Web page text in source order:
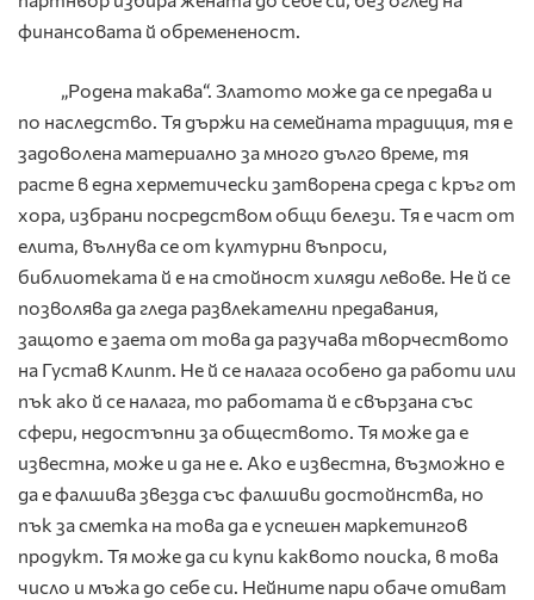
финансовата й обремененост.
„Родена такава“. Златото може да се предава и
по наследство. Тя държи на семейната традиция, тя е
задоволена материално за много дълго време, тя
расте в една херметически затворена среда с кръг от
хора, избрани посредством общи белези. Тя е част от
елита, вълнува се от културни въпроси,
библиотеката й е на стойност хиляди левове. Не й се
позволява да гледа развлекателни предавания,
защото е заета от това да разучава творчеството
на Густав Клипт. Не й се налага особено да работи или
пък ако й се налага, то работата й е свързана със
сфери, недостъпни за обществото. Тя може да е
известна, може и да не е. Ако е известна, възможно е
да е фалшива звезда със фалшиви достойнства, но
пък за сметка на това да е успешен маркетингов
продукт. Тя може да си купи каквото поиска, в това
число и мъжа до себе си. Нейните пари обаче отиват